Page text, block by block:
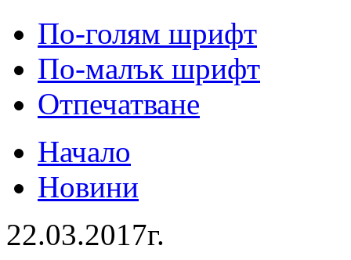
По-голям шрифт
По-малък шрифт
Отпечатване
Начало
Новини
22.03.2017г.